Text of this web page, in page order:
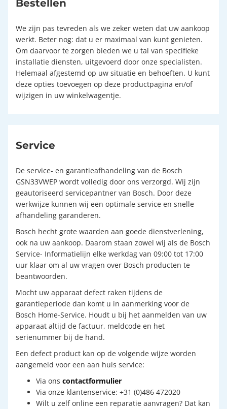
Bestellen
We zijn pas tevreden als we zeker weten dat uw aankoop
werkt. Beter nog: dat u er maximaal van kunt genieten.
Om daarvoor te zorgen bieden we u tal van specifieke
installatie diensten, uitgevoerd door onze specialisten.
Helemaal afgestemd op uw situatie en behoeften. U kunt
deze opties toevoegen op deze productpagina en/of
wijzigen in uw winkelwagentje.
Service
De service- en garantieafhandeling van de Bosch
GSN33VWEP wordt volledig door ons verzorgd. Wij zijn
geautoriseerd servicepantner van Bosch. Door deze
werkwijze kunnen wij een optimale service en snelle
afhandeling garanderen.
Bosch hecht grote waarden aan goede dienstverlening,
ook na uw aankoop. Daarom staan zowel wij als de Bosch
Service- Informatielijn elke werkdag van 09:00 tot 17:00
uur klaar om al uw vragen over Bosch producten te
beantwoorden.
Mocht uw apparaat defect raken tijdens de
garantieperiode dan komt u in aanmerking voor de
Bosch Home-Service. Houdt u bij het aanmelden van uw
apparaat altijd de factuur, meldcode en het
serienummer bij de hand.
Een defect product kan op de volgende wijze worden
aangemeld voor een aan huis service:
Via ons contactformulier
Via onze klantenservice: +31 (0)486 472020
Wilt u zelf online een reparatie aanvragen? Dat kan